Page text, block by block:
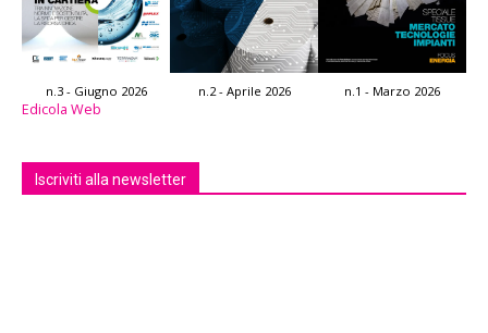
n.3 - Giugno 2026 n.2 - Aprile 2026 n.1 - Marzo 2026
Edicola Web
Iscriviti alla newsletter